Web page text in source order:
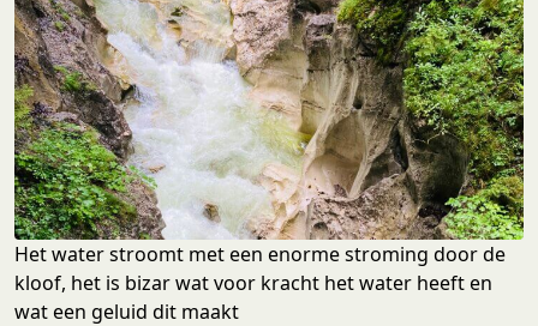
Het water stroomt met een enorme stroming door de
kloof, het is bizar wat voor kracht het water heeft en
wat een geluid dit maakt